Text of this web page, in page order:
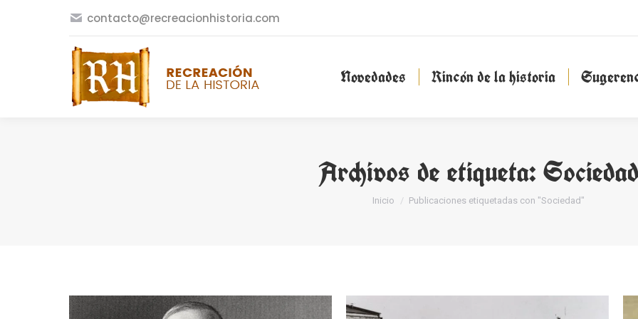
contacto@recreacionhistoria.com
Novedades Rincón de la historia
Archivos de etiqueta:Sociedad
Estás aquí:
Inicio Publicaciones etiquetadas con "Sociedad"
Novedades Rincón de la historia